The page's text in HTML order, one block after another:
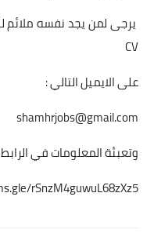
يرجى لمن يجد نفسه ملائم
CV
على الايميل التالي :
shamhrjobs@gmail.com
وتعبئة المعلومات في الرابط
rSnzM4guwuL68zXz5